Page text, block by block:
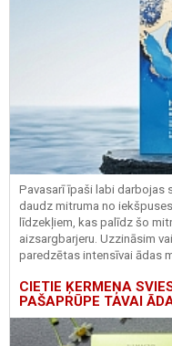
Pavasarī īpaši labi darbojas
daudz mitruma no
līdzekļiem, kas palīdz šo
aizsargbarjeru. Uzzināsim
paredzētas intensīvai ādas
CIETIE ĶERMEŅA
PAŠAPRŪPE TAVAI